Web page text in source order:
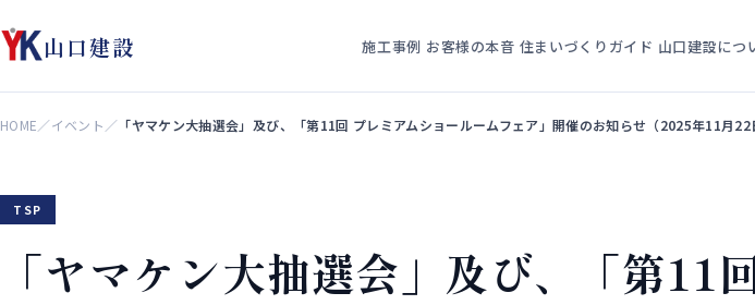
山口建設 施工事例 お客様の本音 住まいづくりガイド 山口建設につ
HOME／イベント ／ 「ヤマケン大抽選会」及び、「第11回 プレミアムショールームフェア」開催のお知らせ（2025年11月22
TSP
「ヤマケン大抽選会」及び、「第11